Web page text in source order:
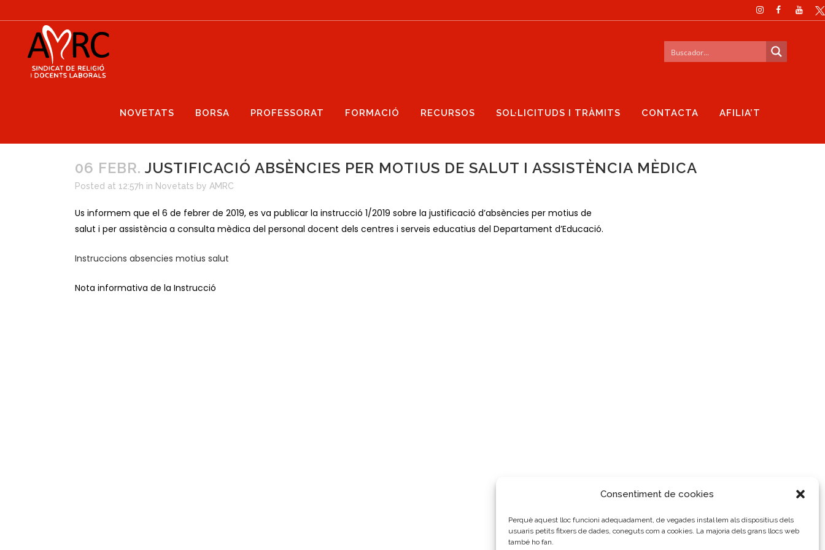
Consentiment de cookies
Perquè aquest lloc funcioni adequadament, de vegades instal·lem als dispositius dels
usuaris petits fitxers de dades, coneguts com a cookies. La majoria dels grans llocs web
també ho fan.
NOVETATS BORSA PROFESSORAT FORMACIÓ RECURSOS SOL·LICITUDS I TRÀMITS CONTACTA AFILIA’T
06 FEBR. JUSTIFICACIÓ ABSÈNCIES PER MOTIUS DE SALUT I ASSISTÈNCIA MÈDICA
Posted at 12:57h in Novetats by AMRC
Us informem que el 6 de febrer de 2019, es va publicar la instrucció 1/2019 sobre la justificació d’absències per motius de
salut i per assistència a consulta mèdica del personal docent dels centres i serveis educatius del Departament d’Educació.
Instruccions absencies motius salut
Nota informativa de la Instrucció